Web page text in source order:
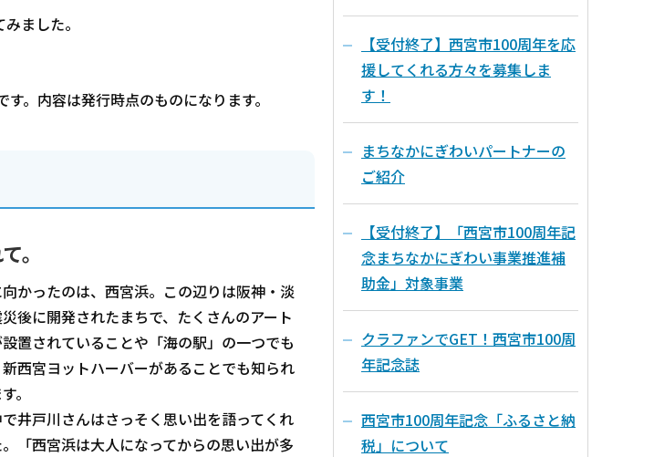
ました。
。内容は発行時点のものになります。
。
かったのは、西宮浜。この辺りは阪神・淡
後に開発されたまちで、たくさんのアート
置されていることや「海の駅」の一つでも
西宮ヨットハーバーがあることでも知られ
。
井戸川さんはさっそく思い出を語ってくれ
。「西宮浜は大人になってからの思い出が多
【受付終了】西宮市100周年を応
援してくれる方々を募集しま
す！
まちなかにぎわいパートナーの
ご紹介
【受付終了】「西宮市100周年記
念まちなかにぎわい事業推進補
助金」対象事業
クラファンでGET！西宮市100周
年記念誌
西宮市100周年記念「ふるさと納
税」について